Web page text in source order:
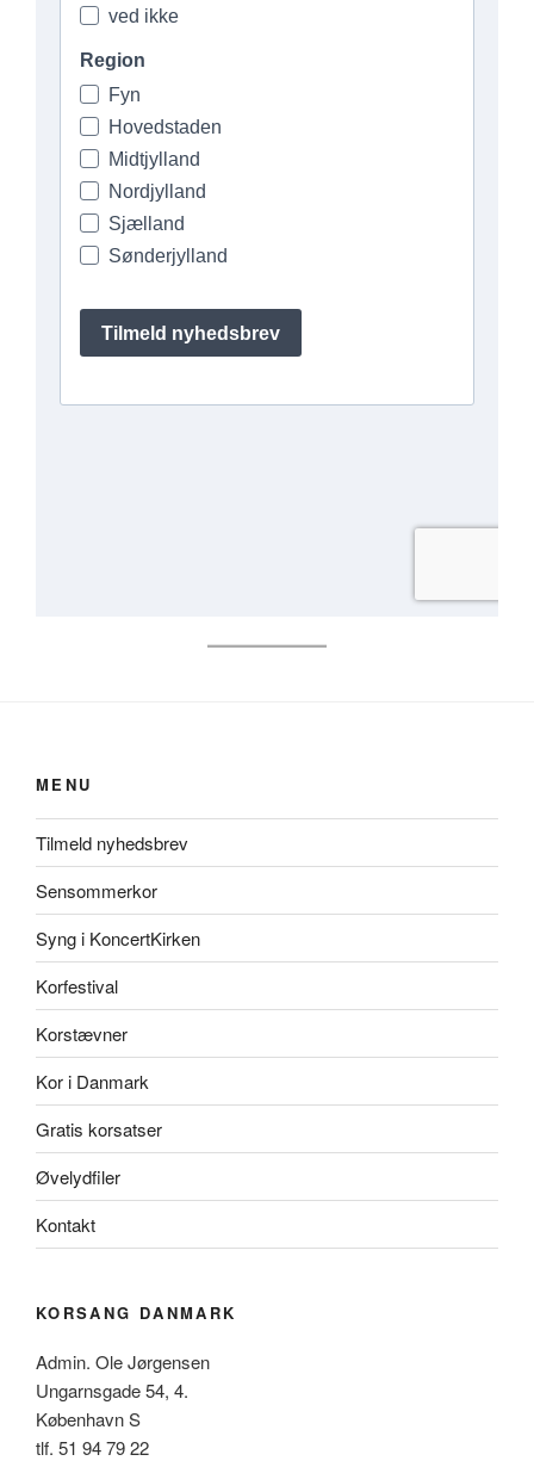
MENU
Tilmeld nyhedsbrev
Sensommerkor
Syng i KoncertKirken
Korfestival
Korstævner
Kor i Danmark
Gratis korsatser
Øvelydfiler
Kontakt
KORSANG DANMARK
Admin. Ole Jørgensen
Ungarnsgade 54, 4.
København S
tlf. 51 94 79 22